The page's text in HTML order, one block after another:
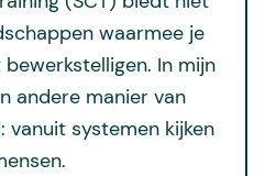
waarmee je
In mijn
andere manier van
vanuit systemen kijken